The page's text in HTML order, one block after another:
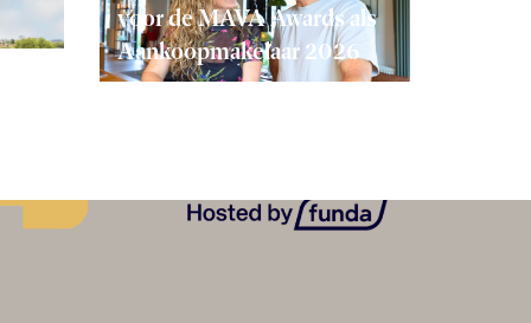
voor de MAVA Awards als
Aankoopmakelaar 2026